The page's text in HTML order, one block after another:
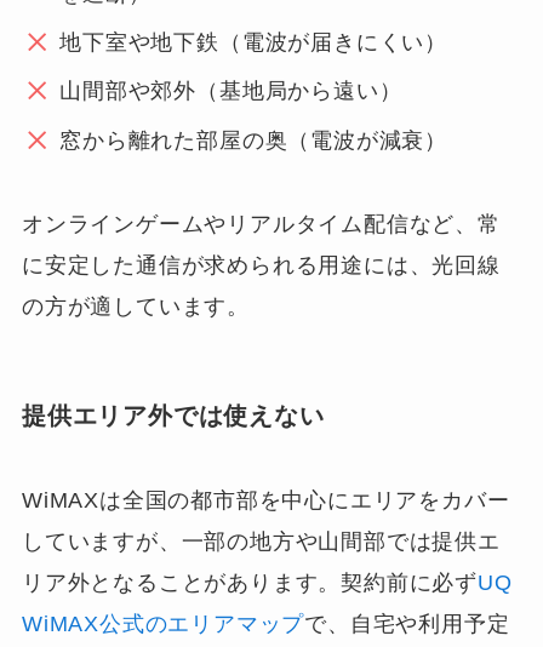
地下室や地下鉄（電波が届きにくい）
山間部や郊外（基地局から遠い）
窓から離れた部屋の奥（電波が減衰）
オンラインゲームやリアルタイム配信など、常
に安定した通信が求められる用途には、光回線
の方が適しています。
提供エリア外では使えない
WiMAXは全国の都市部を中心にエリアをカバー
していますが、一部の地方や山間部では提供エ
リア外となることがあります。契約前に必ずUQ
WiMAX公式のエリアマップで、自宅や利用予定